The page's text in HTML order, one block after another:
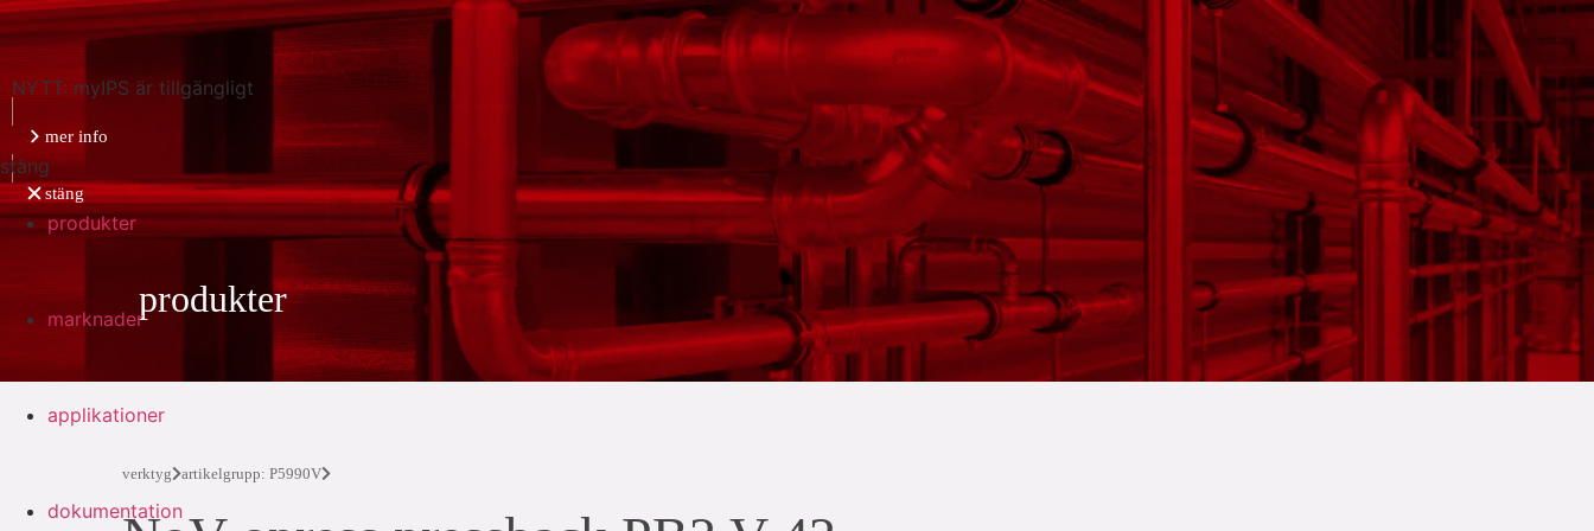
NYTT: myIPS är tillgängligt
mer info
stäng
stäng
produkter
marknader
applikationer
dokumentation
produkter
verktyg artikelgrupp: P5990V